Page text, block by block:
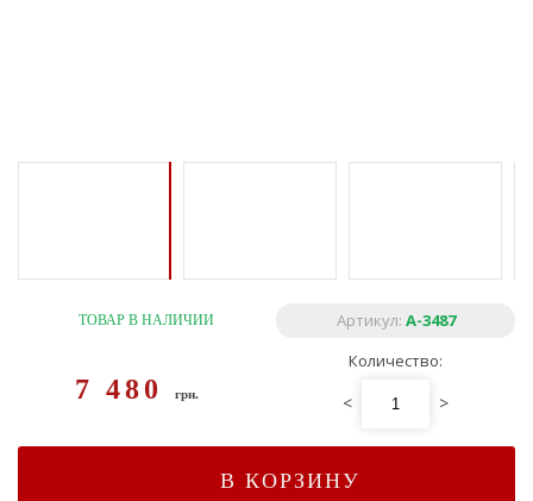
ТОВАР В НАЛИЧИИ Артикул: А-3487
7 480грн.
Количество:
< >
В КОРЗИНУ